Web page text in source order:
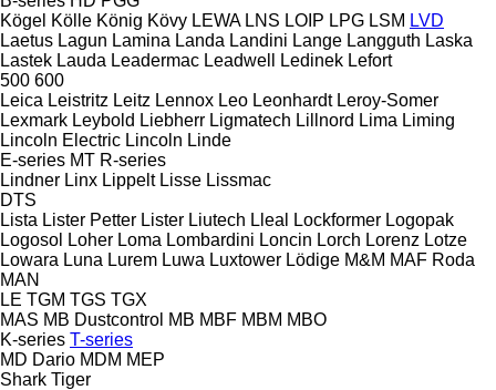
Kögel Kölle König Kövy LEWA LNS LOIP LPG LSM LVD
Laetus Lagun Lamina Landa Landini Lange Langguth Laska
Lastek Lauda Leadermac Leadwell Ledinek Lefort
500 600
Leica Leistritz Leitz Lennox Leo Leonhardt Leroy-Somer
Lexmark Leybold Liebherr Ligmatech Lillnord Lima Liming
Lincoln Electric Lincoln Linde
E-series MT R-series
Lindner Linx Lippelt Lisse Lissmac
DTS
Lista Lister Petter Lister Liutech Lleal Lockformer Logopak
Logosol
Loher Loma Lombardini Loncin Lorch Lorenz Lotze
Lowara Luna Lurem Luwa Luxtower Lödige M&M MAF Roda
MAN
LE TGM TGS TGX
MAS MB Dustcontrol MB MBF MBM MBO
K-series T-series
MD Dario MDM MEP
Shark Tiger